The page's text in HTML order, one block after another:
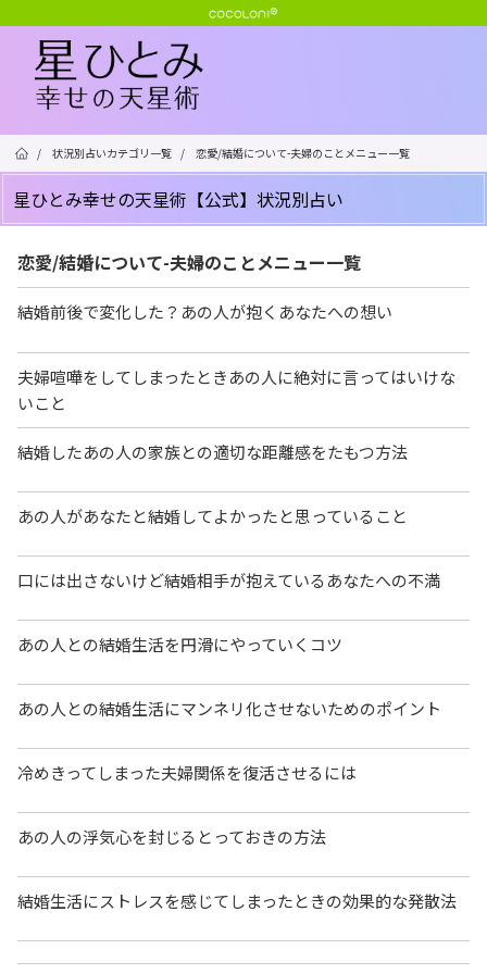
/ 状況別占いカテゴリ一覧 / 恋愛/結婚について-夫婦のことメニュー一覧
星ひとみ幸せの天星術【公式】状況別占い
恋愛/結婚について-夫婦のことメニュー一覧
結婚前後で変化した？あの人が抱くあなたへの想い
夫婦喧嘩をしてしまったときあの人に絶対に言ってはいけな
いこと
結婚したあの人の家族との適切な距離感をたもつ方法
あの人があなたと結婚してよかったと思っていること
口には出さないけど結婚相手が抱えているあなたへの不満
あの人との結婚生活を円滑にやっていくコツ
あの人との結婚生活にマンネリ化させないためのポイント
冷めきってしまった夫婦関係を復活させるには
あの人の浮気心を封じるとっておきの方法
結婚生活にストレスを感じてしまったときの効果的な発散法